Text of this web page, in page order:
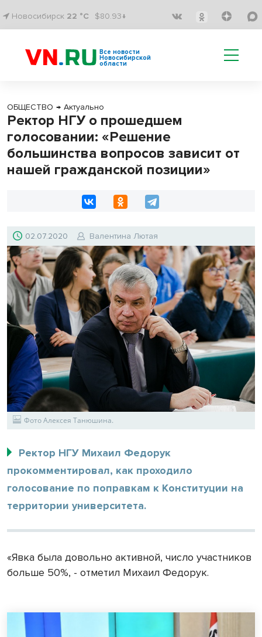
Новосибирск 22 °C $80.93↓
Все новости
Новосибирской
области
ОБЩЕСТВО → Актуально
Ректор НГУ о прошедшем
голосовании: «Решение
большинства вопросов зависит от
нашей гражданской позиции»
02.07.2020 Валентина Лютая
Фото Алексея Танюшина.
Ректор НГУ Михаил Федорук
прокомментировал, как проходило
голосование по поправкам к Конституции на
территории университета.
«Явка была довольно активной, число участников
больше 50%, - отметил Михаил Федорук.